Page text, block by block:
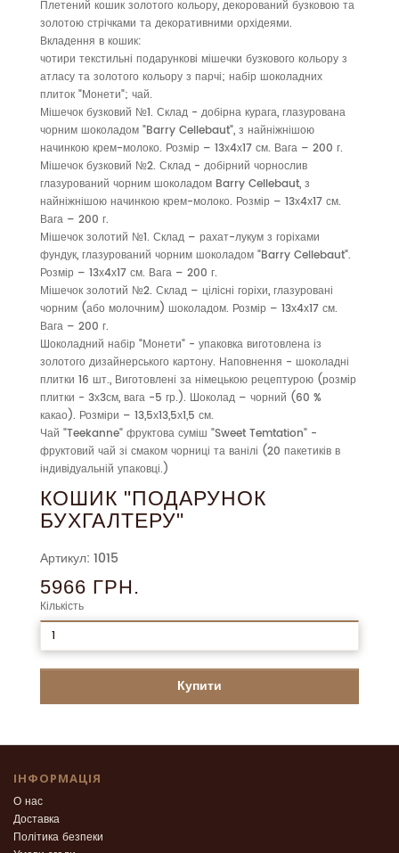
Плетений кошик золотого кольору, декорований бузковою та
золотою стрічками та декоративними орхідеями.
Вкладення в кошик:
чотири текстильні подарункові мішечки бузкового кольору з
атласу та золотого кольору з парчі; набір шоколадних
плиток "Монети"; чай.
Мішечок бузковий №1. Склад - добірна курага, глазурована
чорним шоколадом "Barry Cellebaut", з найніжнішою
начинкою крем-молоко. Розмір – 13х4х17 см. Вага – 200 г.
Мішечок бузковий №2. Склад - добірний чорнослив
глазурований чорним шоколадом Barry Cellebaut, з
найніжнішою начинкою крем-молоко. Розмір – 13х4х17 см.
Вага – 200 г.
Мішечок золотий №1. Склад – рахат-лукум з горіхами
фундук, глазурований чорним шоколадом "Barry Cellebaut".
Розмір – 13х4х17 см. Вага – 200 г.
Мішечок золотий №2. Склад – цілісні горіхи, глазуровані
чорним (або молочним) шоколадом. Розмір – 13х4х17 см.
Вага – 200 г.
Шоколадний набір "Монети" - упаковка виготовлена із
золотого дизайнерського картону. Наповнення - шоколадні
плитки 16 шт., Виготовлені за німецькою рецептурою (розмір
плитки - 3х3см, вага -5 гр.). Шоколад – чорний (60 %
какао). Розміри – 13,5х13,5х1,5 см.
Чай "Teekanne" фруктова суміш "Sweet Temtation" -
фруктовий чай зі смаком чорниці та ванілі (20 пакетиків в
індивідуальній упаковці.)
КОШИК "ПОДАРУНОК
БУХГАЛТЕРУ"
Артикул: 1015
5966 ГРН.
Кількість
Купити
ІНФОРМАЦІЯ
О нас
Доставка
Політика безпеки